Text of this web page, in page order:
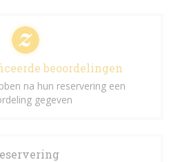
beoordelingen
na hun reservering een
gegeven